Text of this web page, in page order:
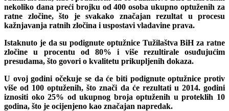
nekoliko dana preći brojku od 400 osoba ukupno optuženih za
ratne zločine, što je svakako značajan rezultat u procesu
kažnjavanja ratnih zločina i uspostavi vladavine prava.
Istaknuto je da su podignute optužnice Tužilaštva BiH za ratne
zločine u procentu od 80% i više rezultirale osuđujućim
presudama, što govori o kvalitetu prikupljenih dokaza.
U ovoj godini očekuje se da će biti podignute optužnice protiv
više od 100 optuženih, što znači da će rezultati u 2014. godini
iznositi oko 25% od ukupnog broja optuženih u proteklih 10
godina, što je ocijenjeno kao značajan napredak.